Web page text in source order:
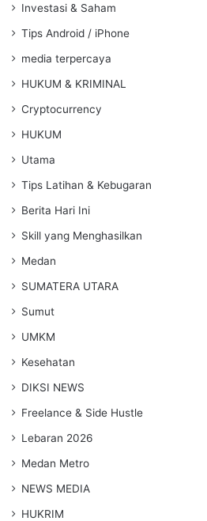
Investasi & Saham
Tips Android / iPhone
media terpercaya
HUKUM & KRIMINAL
Cryptocurrency
HUKUM
Utama
Tips Latihan & Kebugaran
Berita Hari Ini
Skill yang Menghasilkan
Medan
SUMATERA UTARA
Sumut
UMKM
Kesehatan
DIKSI NEWS
Freelance & Side Hustle
Lebaran 2026
Medan Metro
NEWS MEDIA
HUKRIM